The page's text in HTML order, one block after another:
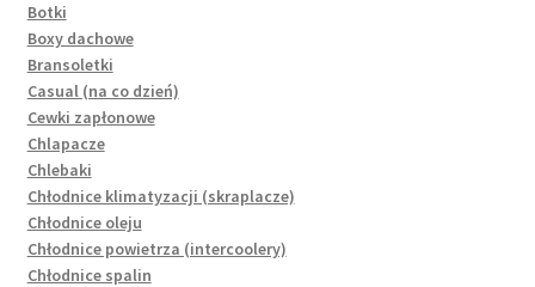
Botki
Boxy dachowe
Bransoletki
Casual (na co dzień)
Cewki zapłonowe
Chlapacze
Chlebaki
Chłodnice klimatyzacji (skraplacze)
Chłodnice oleju
Chłodnice powietrza (intercoolery)
Chłodnice spalin